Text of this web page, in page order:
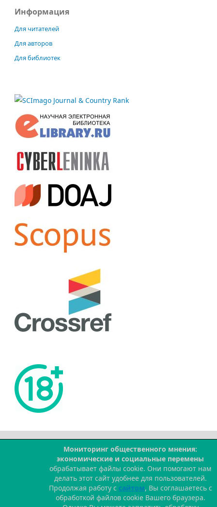
Информация
Для читателей
Для авторов
Для библиотек
Мониторинг общественного мнения:
экономические и социальные перемены
обрабатывает файлы cookie. Они помогают нам
делать этот сайт удобнее для пользователей.
Продолжая работу с сайтом, Вы соглашаетесь с
обработкой файлов cookie Вашего браузера.